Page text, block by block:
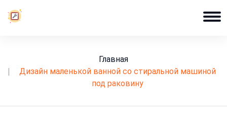
Главная
дизайн маленькой ванной со стиральной машиной
под раковину